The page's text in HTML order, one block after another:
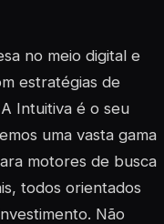
no meio digital e
estratégias de
Intuitiva é o seu
uma vasta gama
motores de busca
todos orientados
Não